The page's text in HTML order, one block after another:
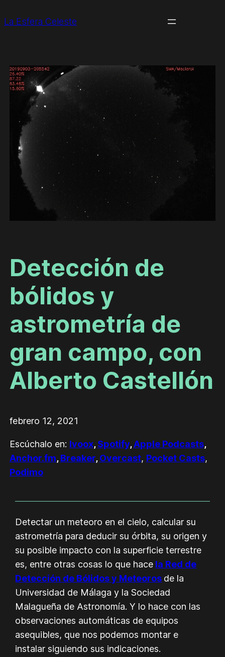
La Esfera Celeste
Detección de
bólidos y
astrometría de
gran campo, con
Alberto Castellón
febrero 12, 2021
Escúchalo en: Ivoox,Spotify,Apple Podcasts,
Anchor.fm,Breaker,Overcast, Pocket Casts,
Podimo
Detectar un meteoro en el cielo, calcular su
astrometría para deducir su órbita, su origen y
su posible impacto con la superficie terrestre
es, entre otras cosas lo que hace la Red de
Detección de Bólidos y Meteoros de la
Universidad de Málaga y la Sociedad
Malagueña de Astronomía. Y lo hace con las
observaciones automáticas de equipos
asequibles, que nos podemos montar e
instalar siguiendo sus indicaciones.